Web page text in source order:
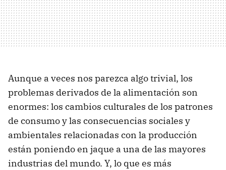
Aunque a veces nos parezca algo trivial, los
problemas derivados de la alimentación son
enormes: los cambios culturales de los patrones
de consumo y las consecuencias sociales y
ambientales relacionadas con la producción
están poniendo en jaque a una de las mayores
industrias del mundo. Y, lo que es más